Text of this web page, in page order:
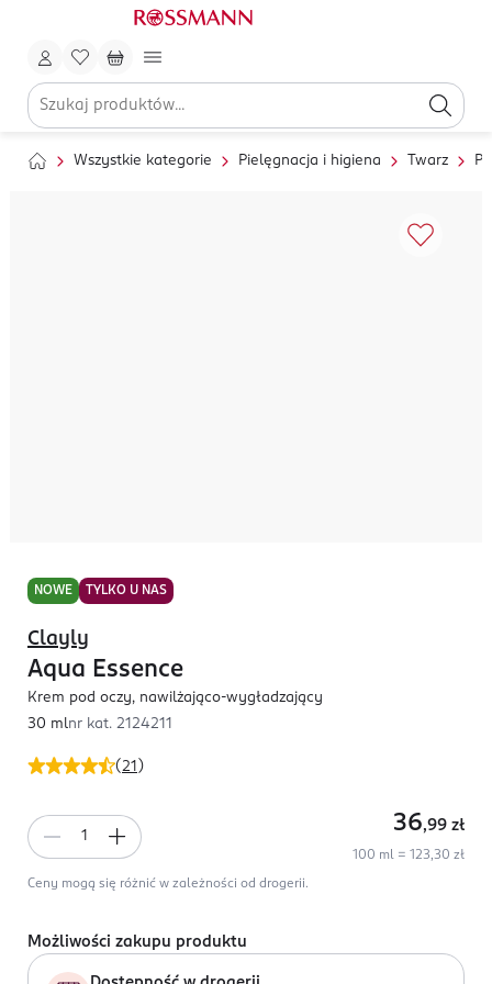
Wszystkie kategorie Pielęgnacja i higiena Twarz
NOWE TYLKO U NAS
(21 )
Clayly
Aqua Essence
Krem pod oczy, nawilżająco-wygładzający
30 mlnr kat. 2124211
36,99 zł
100 ml = 123,30 zł
Ceny mogą się różnić w zależności od drogerii.
Możliwości zakupu produktu